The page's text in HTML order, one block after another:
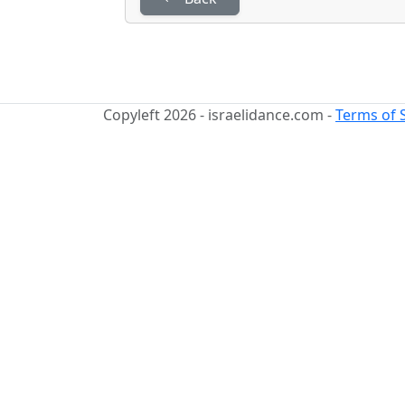
Copyleft 2026 - israelidance.com -Terms of